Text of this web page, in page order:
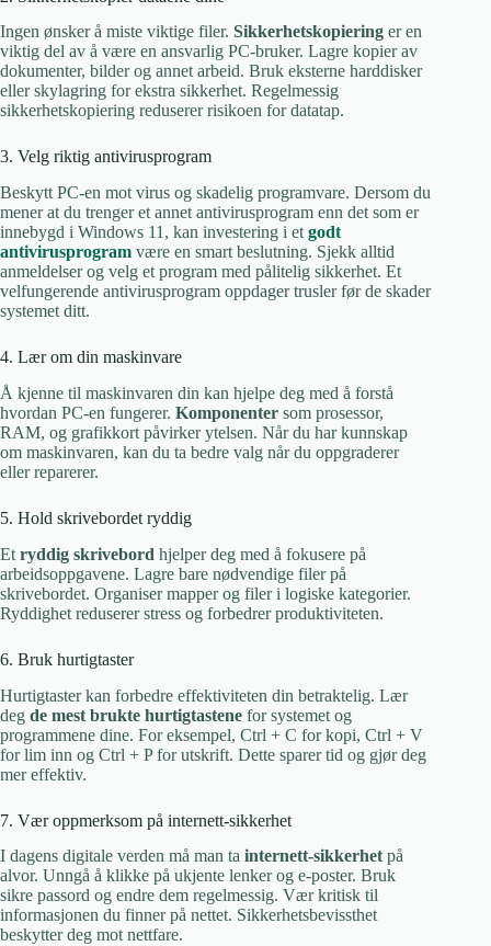
Ingen ønsker å miste viktige filer. Sikkerhetskopiering er en
viktig del av å være en ansvarlig PC-bruker. Lagre kopier av
dokumenter, bilder og annet arbeid. Bruk eksterne harddisker
eller skylagring for ekstra sikkerhet. Regelmessig
sikkerhetskopiering reduserer risikoen for datatap.
3. Velg riktig antivirusprogram
Beskytt PC-en mot virus og skadelig programvare. Dersom du
mener at du trenger et annet antivirusprogram enn det som er
innebygd i Windows 11, kan investering i et godt
antivirusprogram være en smart beslutning. Sjekk alltid
anmeldelser og velg et program med pålitelig sikkerhet. Et
velfungerende antivirusprogram oppdager trusler før de skader
systemet ditt.
4. Lær om din maskinvare
Å kjenne til maskinvaren din kan hjelpe deg med å forstå
hvordan PC-en fungerer. Komponenter som prosessor,
RAM, og grafikkort påvirker ytelsen. Når du har kunnskap
om maskinvaren, kan du ta bedre valg når du oppgraderer
eller reparerer.
5. Hold skrivebordet ryddig
Et ryddig skrivebord hjelper deg med å fokusere på
arbeidsoppgavene. Lagre bare nødvendige filer på
skrivebordet. Organiser mapper og filer i logiske kategorier.
Ryddighet reduserer stress og forbedrer produktiviteten.
6. Bruk hurtigtaster
Hurtigtaster kan forbedre effektiviteten din betraktelig. Lær
deg de mest brukte hurtigtastene for systemet og
programmene dine. For eksempel, Ctrl + C for kopi, Ctrl + V
for lim inn og Ctrl + P for utskrift. Dette sparer tid og gjør deg
mer effektiv.
7. Vær oppmerksom på internett-sikkerhet
I dagens digitale verden må man ta internett-sikkerhet på
alvor. Unngå å klikke på ukjente lenker og e-poster. Bruk
sikre passord og endre dem regelmessig. Vær kritisk til
informasjonen du finner på nettet. Sikkerhetsbevissthet
beskytter deg mot nettfare.